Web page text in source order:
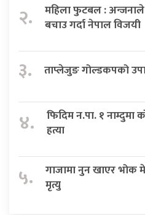
२.
महिला फुटबल :
बचाउ गर्दा नेपाल विजयी
३. ताप्लेजुङ गोल्डकपको
४.
फिदिम न.पा. १ नाम्दुमा
हत्या
५.
गाजामा नुन खाएर भोक
मृत्यु